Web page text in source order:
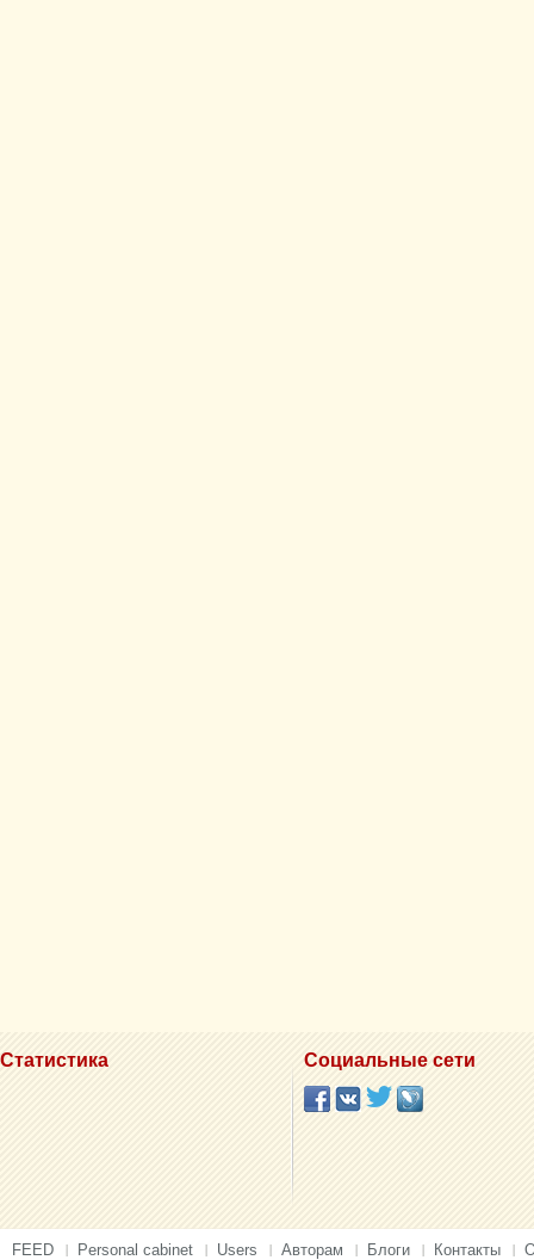
Статистика Социальные сети
FEED Personal cabinet Users Авторам Блоги Контакты